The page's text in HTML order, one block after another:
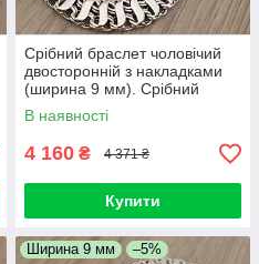
Срібний браслет чоловічий
двосторонній з накладками
(ширина 9 мм). Срібний
браслет широкий на руку. 21
см
В наявності
4 160 ₴ 4 371 ₴
Купити
Ширина 9 мм –5%